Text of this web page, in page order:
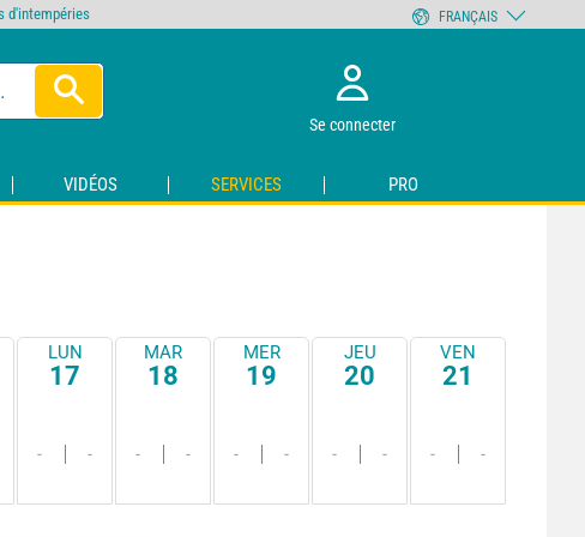
Se connecter
VIDÉOS SERVICES PRO
LUN
17
- -
MAR
18
- -
MER
19
- -
JEU
20
- -
VEN
21
- -
d'intempéries FRANÇAIS